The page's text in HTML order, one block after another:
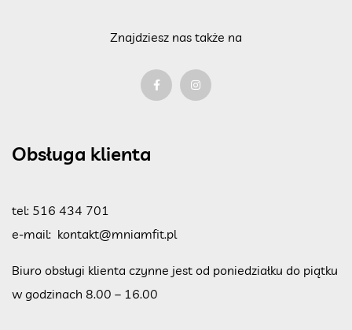
Znajdziesz nas także na
Obsługa klienta
tel: 516 434 701
e-mail: kontakt@mniamfit.pl
Biuro obsługi klienta czynne jest od poniedziałku do piątku
w godzinach 8.00 – 16.00